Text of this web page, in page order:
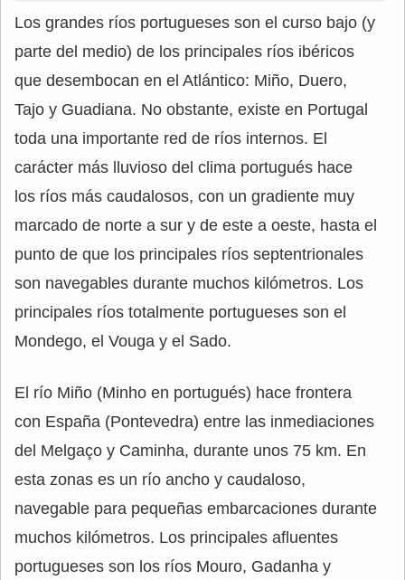
Los grandes ríos portugueses son el curso bajo (y
parte del medio) de los principales ríos ibéricos
que desembocan en el Atlántico: Miño, Duero,
Tajo y Guadiana. No obstante, existe en Portugal
toda una importante red de ríos internos. El
carácter más lluvioso del clima portugués hace
los ríos más caudalosos, con un gradiente muy
marcado de norte a sur y de este a oeste, hasta el
punto de que los principales ríos septentrionales
son navegables durante muchos kilómetros. Los
principales ríos totalmente portugueses son el
Mondego, el Vouga y el Sado.
El río Miño (Minho en portugués) hace frontera
con España (Pontevedra) entre las inmediaciones
del Melgaço y Caminha, durante unos 75 km. En
esta zonas es un río ancho y caudaloso,
navegable para pequeñas embarcaciones durante
muchos kilómetros. Los principales afluentes
portugueses son los ríos Mouro, Gadanha y